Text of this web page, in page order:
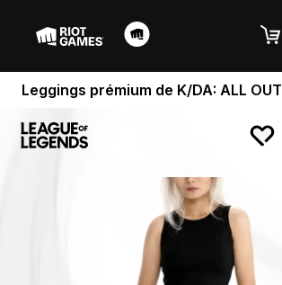
Leggings prémium de K/DA: ALL OUT